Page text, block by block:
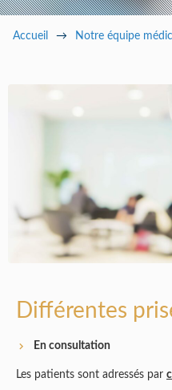
Accueil → Notre équipe
Différentes
En consultation
Les patients sont adressés par